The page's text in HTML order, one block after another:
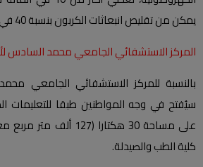
يمكن من تقليص انبعاثات الكربون بنسبة 40 في المائة.
المركز الاستشفائي الجامعي محمد السادس
بالنسبة للمركز الاستشفائي الجامعي
سيُفتح في وجه المواطنين طبقا للتعليمات
على مساحة 30 هكتارا
كلية الطب والصيدلة.